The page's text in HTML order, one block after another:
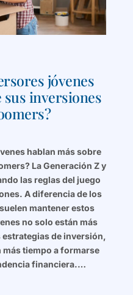
jóvenes
sus inversiones
hablan más sobre
La Generación Z y
las reglas del juego
A diferencia de los
mantener estos
no solo están más
de inversión,
tiempo a formarse
financiera.…